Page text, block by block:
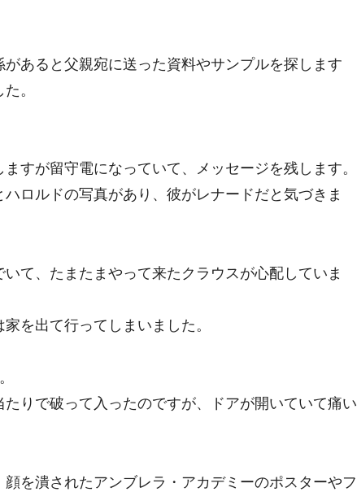
あると父親宛に送った資料やサンプルを探します
。
すが留守電になっていて、メッセージを残します。
ロルドの写真があり、彼がレナードだと気づきま
て、たまたまやって来たクラウスが心配していま
を出て行ってしまいました。
りで破って入ったのですが、ドアが開いていて痛い
を潰されたアンブレラ・アカデミーのポスターやフ